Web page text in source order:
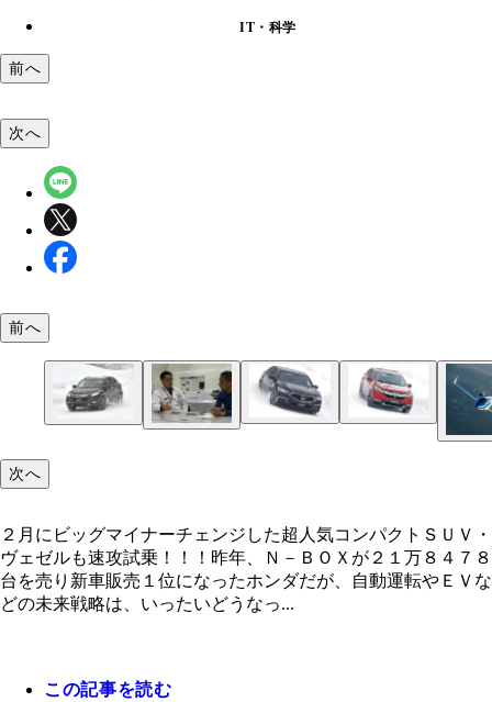
IT・科学
前へ
６０分以上の濃厚インタビューを板井氏（左）に
た！！！
露したが、走行フィールはモーターならではの上
らかな乗り心地であった。ちなみに駆動は４ＷＤ
は最短だと今夏というウワサも。
実は１９８６年にはジェット機の開発に着手して
いうホンダ。ちなみにホンダジェットのカタログ
４９０万ドル（約５億２５５０万円）
次へ
前へ
次へ
２月にビッグマイナーチェンジした超人気コンパクトＳＵＶ・
ヴェゼルも速攻試乗！！！昨年、Ｎ－ＢＯＸが２１万８４７８
台を売り新車販売１位になったホンダだが、自動運転やＥＶな
どの未来戦略は、いったいどうなっ...
この記事を読む